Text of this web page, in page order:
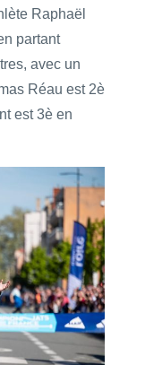
Raphaël
partant
avec un
Réau est 2è
est 3è en